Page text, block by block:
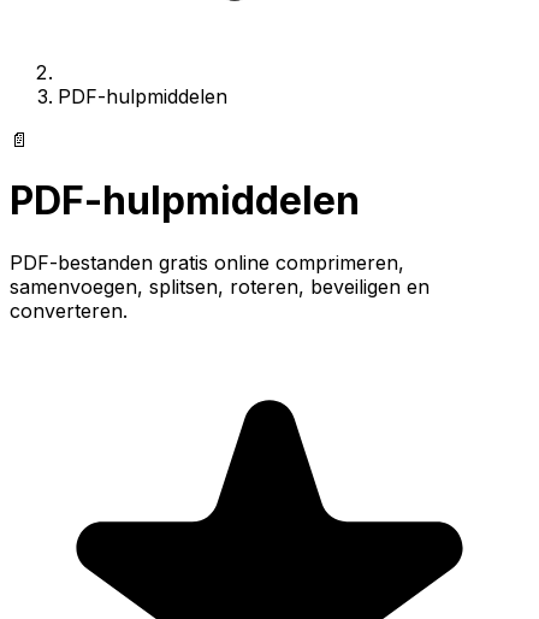
PDF-hulpmiddelen
📄
PDF-hulpmiddelen
PDF-bestanden gratis online comprimeren,
samenvoegen, splitsen, roteren, beveiligen en
converteren.